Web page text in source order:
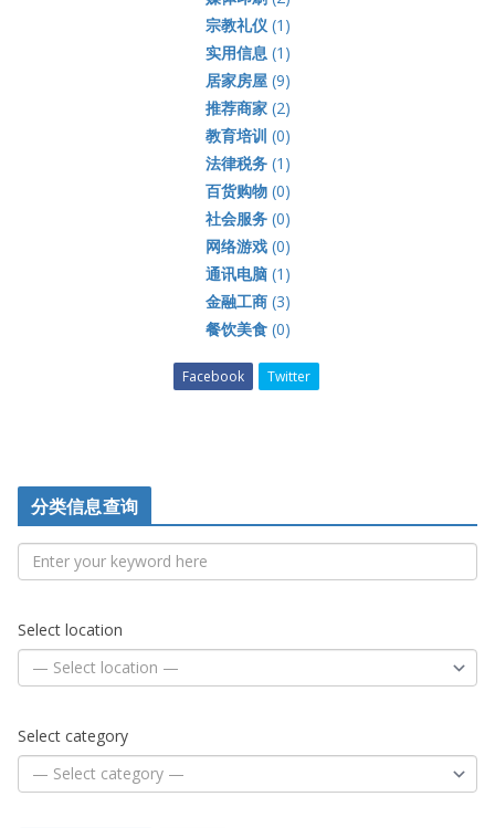
宗教礼仪(1)
实用信息 (1)
居家房屋(9)
推荐商家(2)
教育培训 (0)
法律税务(1)
百货购物(0)
社会服务(0)
网络游戏(0)
通讯电脑(1)
金融工商(3)
餐饮美食(0)
Facebook Twitter
分类信息查询
Select location
Select category